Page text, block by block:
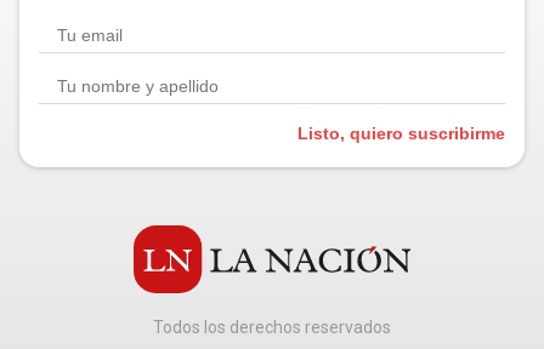
Listo, quiero suscribirme
Todos los derechos reservados